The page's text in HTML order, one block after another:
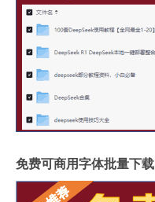
免费可商用字体批量下载